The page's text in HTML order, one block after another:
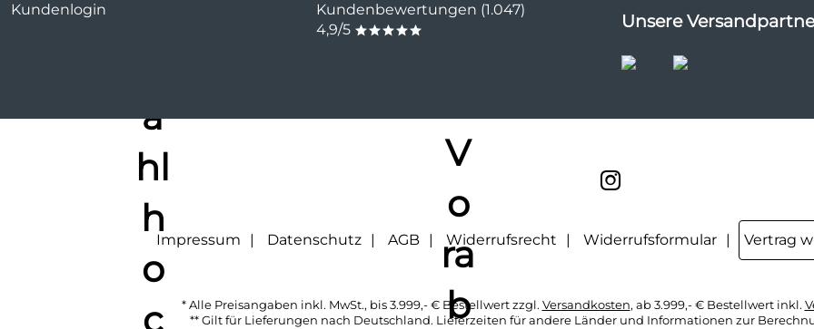
Kundenlogin
Kundenbewertungen (1.047)
4,9/5 ***** Unsere
Impressum Datenschutz AGB Widerrufsrecht Widerrufsformular Vertrag
* Alle Preisangaben inkl. MwSt., bis 3.999,- € Bestellwert zzgl. Versandkosten, ab 3.999,- € Bestellwert inkl.
** Gilt für Lieferungen nach Deutschland. Lieferzeiten für andere Länder und Informationen zur